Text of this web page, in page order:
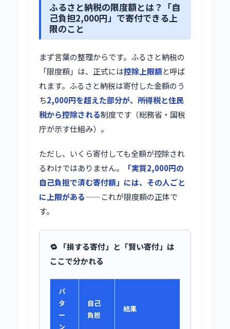
ふるさと納税の限度額とは？「自
己負担2,000円」で寄付できる上
限のこと
まず言葉の整理からです。ふるさと納税の
「限度額」は、正式には控除上限額と呼ば
れます。ふるさと納税は寄付した金額のう
ち2,000円を超えた部分が、所得税と住民
税から控除される制度です（総務省・国税
庁が示す仕組み）。
ただし、いくら寄付しても全額が控除され
るわけではありません。
「実質2,000円の
自己負担で済む寄付額」には、その人ごと
に上限がある——これが限度額の正体で
す。
🔁 「損する寄付」と「賢い寄付」は
ここで分かれる
パ
タ
ー
ン
自己
負担
結果